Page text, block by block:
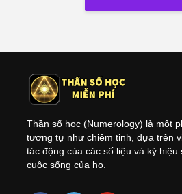
Thần số học (Numerology) là một
tương tự như chiêm tinh, dựa trên
tác động của các số liệu và ký
cuộc sống của họ.